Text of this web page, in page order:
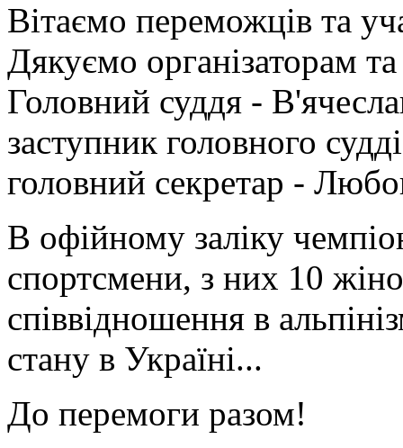
Вітаємо переможців та
Дякуємо організаторам
Головний суддя -
заступник головного
головний секретар -
В офійному заліку
спортсмени, з них 10
співвідношення в
стану в Україні...
До перемоги разом!